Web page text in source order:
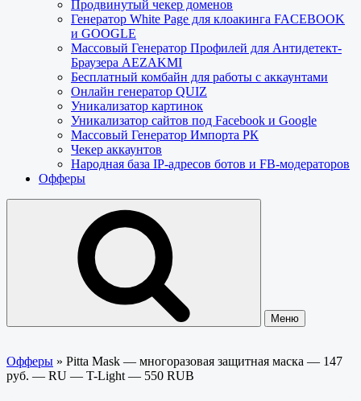
Продвинутый чекер доменов
Генератор White Page для клоакинга FACEBOOK
и GOOGLE
Массовый Генератор Профилей для Антидетект-
Браузера AEZAKMI
Бесплатный комбайн для работы с аккаунтами
Онлайн генератор QUIZ
Уникализатор картинок
Уникализатор сайтов под Facebook и Google
Массовый Генератор Импорта РК
Чекер аккаунтов
Народная база IP-адресов ботов и FB-модераторов
Офферы
Меню
Офферы » Pitta Mask — многоразовая защитная маска — 147
руб. — RU — T-Light — 550 RUB